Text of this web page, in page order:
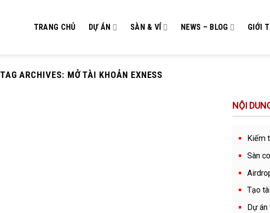
TRANG CHỦ DỰ ÁN SÀN & VÍ NEWS – BLOG GIỚI
TAG ARCHIVES: MỞ TÀI KHOẢN EXNESS
NỘI
Kiếm
Sàn
Tạo
Dự